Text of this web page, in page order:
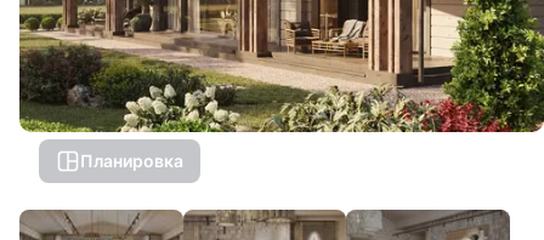
Планировка